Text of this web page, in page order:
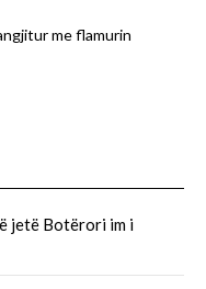
me flamurin
jetë Botërori im i